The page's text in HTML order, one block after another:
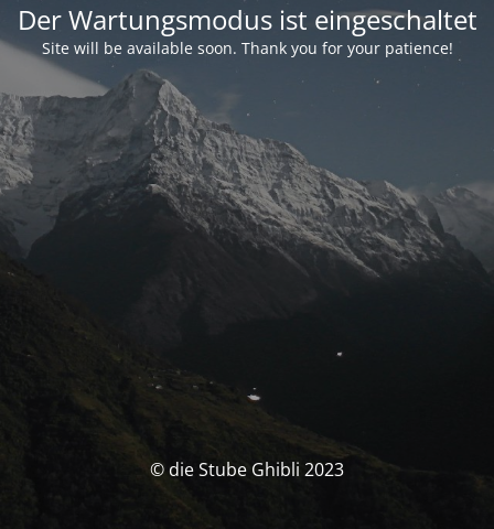
Der Wartungsmodus ist eingeschaltet
Site will be available soon. Thank you for your patience!
© die Stube Ghibli 2023